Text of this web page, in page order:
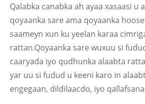
Qalabka canabka ah ayaa xasaasi u
qoyaanka sare ama qoyaanka
saameyn xun ku yeelan karaa
rattan.Qoyaanka sare wuxuu si
caaryada iyo qudhunka alaabta
yar uu si fudud u keeni karo in
engegaan, dildilaacdo, iyo